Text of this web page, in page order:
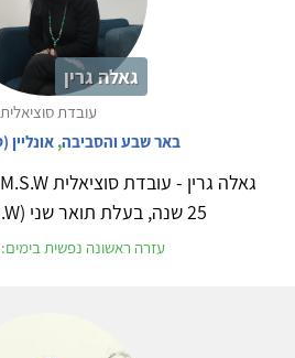
גאלה גרין
עובדת סוציאלית
באר שבע והסביבה,
25 שנה, בעלת תואר שני (M.S.W) בעבודה...
עזרה ראשונה נפשית בימים: